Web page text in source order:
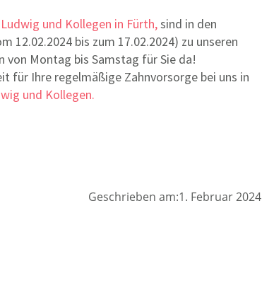
und Kollegen in Fürth,sind in den
12.02.2024 bis zum 17.02.2024) zu unseren
von Montag bis Samstag für Sie da!
für Ihre regelmäßige Zahnvorsorge bei uns in
und Kollegen.
Geschrieben am:1. Februar 2024